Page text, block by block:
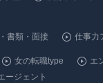
書類・面接 仕事力
女の転職type
エ
ージェント